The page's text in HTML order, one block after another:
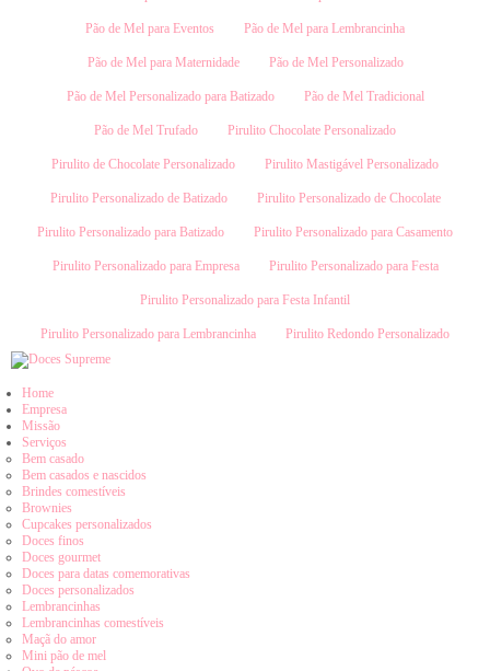
Pão de Mel para Eventos Pão de Mel para Lembrancinha
Pão de Mel para Maternidade Pão de Mel Personalizado
Pão de Mel Personalizado para Batizado Pão de Mel Tradicional
Pão de Mel Trufado Pirulito Chocolate Personalizado
Pirulito de Chocolate Personalizado Pirulito Mastigável Personalizado
Pirulito Personalizado de Batizado Pirulito Personalizado de Chocolate
Pirulito Personalizado para Batizado Pirulito Personalizado para Casamento
Pirulito Personalizado para Empresa Pirulito Personalizado para Festa
Pirulito Personalizado para Festa Infantil
Pirulito Personalizado para Lembrancinha Pirulito Redondo Personalizado
Home
Empresa
Missão
Serviços
Bem casado
Bem casados e nascidos
Brindes comestíveis
Brownies
Cupcakes personalizados
Doces finos
Doces gourmet
Doces para datas comemorativas
Doces personalizados
Lembrancinhas
Lembrancinhas comestíveis
Maçã do amor
Mini pão de mel